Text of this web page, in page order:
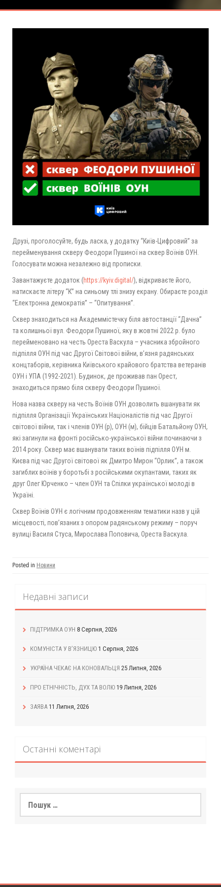
Друзі, проголосуйте, будь ласка, у додатку “Київ-Цифровий” за
перейменування скверу Феодори Пушиної на сквер Воїнів ОУН.
Голосувати можна незалежно від прописки.
Завантажуєте додаток (https://kyiv.digital/), відкриваєте його,
натискаєте літеру “К” на синьому тлі знизу екрану. Обираєте розділ
“Електронна демократія” – “Опитування”.
Сквер знаходиться на Академмістечку біля автостанції “Дачна”
та колишньої вул. Феодори Пушиної, яку в жовтні 2022 р. було
перейменовано на честь Ореста Васкула – учасника збройного
підпілля ОУН під час Другої Світової війни, в’язня радянських
концтаборів, керівника Київського крайового братства ветеранів
ОУН і УПА (1992-2021). Будинок, де проживав пан Орест,
знаходиться прямо біля скверу Феодори Пушиної.
Нова назва скверу на честь Воїнів ОУН дозволить вшанувати як
підпілля Організації Українських Націоналістів під час Другої
світової війни, так і членів ОУН (р), ОУН (м), бійців Батальйону ОУН,
які загинули на фронті російсько-української війни починаючи з
2014 року. Сквер має вшанувати таких воїнів підпілля ОУН м.
Києва під час Другої світової як Дмитро Мирон “Орлик”, а також
загиблих воїнів у боротьбі з російськими окупантами, таких як
друг Олег Юрченко – член ОУН та Спілки української молоді в
Україні.
Сквер Воїнів ОУН є логічним продовженням тематики назв у цій
місцевості, пов’язаних з опором радянському режиму – поруч
вулиці Василя Стуса, Мирослава Поповича, Ореста Васкула.
Posted in Новини
Недавні записи
ПІДТРИМКА ОУН 8 Серпня, 2026
КОМУНІСТА У В’ЯЗНИЦЮ 1 Серпня, 2026
УКРАЇНА ЧЕКАЄ НА КОНОВАЛЬЦЯ 25 Липня, 2026
ПРО ЕТНІЧНІСТЬ, ДУХ ТА ВОЛЮ 19 Липня, 2026
ЗАЯВА 11 Липня, 2026
Останні коментарі